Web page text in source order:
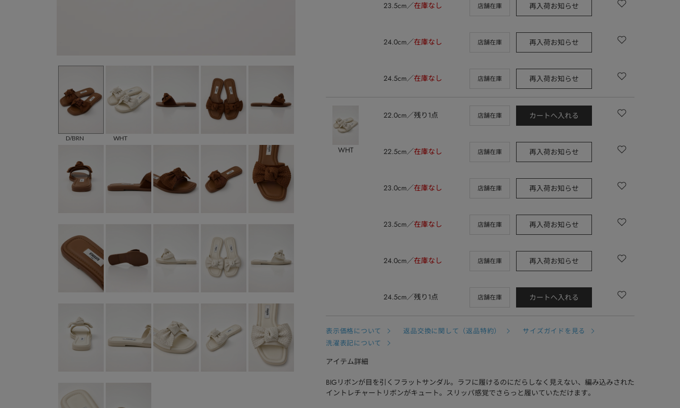
D/BRN WHT
23.5cm 在庫なし 店舗在庫 再入荷お知らせ
24.0cm 在庫なし 店舗在庫 再入荷お知らせ
24.5cm 在庫なし 店舗在庫 再入荷お知らせ
WHT
22.0cm 残り1点 店舗在庫 カートへ入れる
22.5cm 在庫なし 店舗在庫 再入荷お知らせ
23.0cm 在庫なし 店舗在庫 再入荷お知らせ
23.5cm 在庫なし 店舗在庫 再入荷お知らせ
24.0cm 在庫なし 店舗在庫 再入荷お知らせ
24.5cm 残り1点 店舗在庫 カートへ入れる
表示価格について 返品交換に関して（返品特約）
サイズガイドを見る
洗濯表記について
アイテム詳細
BIGリボンが目を引くフラットサンダル。ラフに履けるのにだらしなく見えない、編み込みされた
イントレチャートリボンがキュート。スリッパ感覚でさらっと履いていただけます。